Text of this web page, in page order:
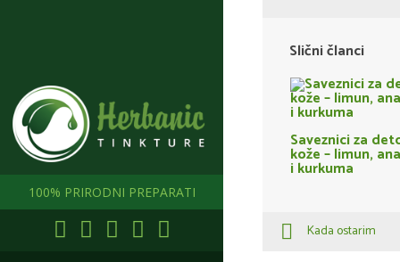
100% PRIRODNI PREPARATI
Slični članci
Saveznici za
kože – limun,
i kurkuma
Kada ostarim